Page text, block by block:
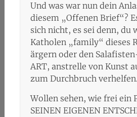
Und was war nun dein
diesem „Offenen Brief“?
sich nicht, es sei denn, du
Katholen „family“ dieses
ärgern oder den
ART, anstrelle von Kunst
zum Durchbruch verhelfen.
Wollen sehen, wie frei ein
SEINEN EIGENEN